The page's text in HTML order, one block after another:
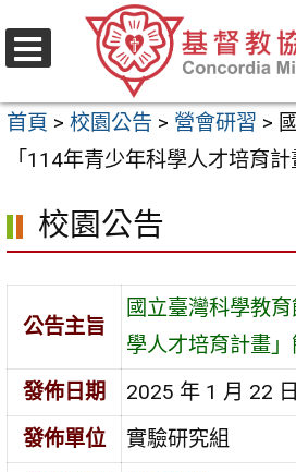
至
要
區
首頁 > 校園公告 > 營會研習 >
「114年青少年科學人才培育
校園公告
公告主旨
國立臺灣科學教
學人才培育計畫
發佈日期
2025 年 1 月 22 日
發佈單位
實驗研究組
選
單